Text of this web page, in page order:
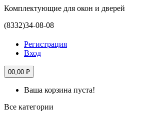
Комплектующие для окон и дверей
(8332)34-08-08
Регистрация
Вход
00,00 ₽
Ваша корзина пуста!
Все категории